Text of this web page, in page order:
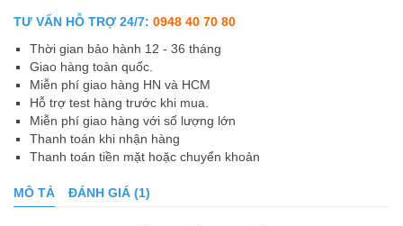
đánh giá
TƯ VẤN HỖ TRỢ 24/7: 0948 40 70 80
Thời gian bảo hành 12 - 36 tháng
Giao hàng toàn quốc.
Miễn phí giao hàng HN và HCM
Hỗ trợ test hàng trước khi mua.
Miễn phí giao hàng với số lượng lớn
Thanh toán khi nhận hàng
Thanh toán tiền mặt hoặc chuyển khoản
MÔ TẢ ĐÁNH GIÁ (1)